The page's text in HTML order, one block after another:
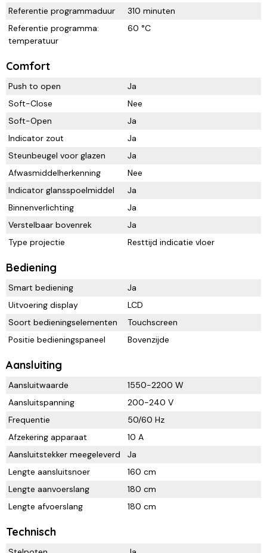
Referentie programmaduur
310 minuten
Referentie programma:
temperatuur
60 °C
Comfort
Push to open
Ja
Soft-Close
Nee
Soft-Open
Ja
Indicator zout
Ja
Steunbeugel voor glazen
Ja
Afwasmiddelherkenning
Nee
Indicator glansspoelmiddel
Ja
Binnenverlichting
Ja
Verstelbaar bovenrek
Ja
Type projectie
Resttijd indicatie vloer
Bediening
Smart bediening
Ja
Uitvoering display
LCD
Soort bedieningselementen
Touchscreen
Positie bedieningspaneel
Bovenzijde
Aansluiting
Aansluitwaarde
1550-2200 W
Aansluitspanning
200-240 V
Frequentie
50/60 Hz
Afzekering apparaat
10 A
Aansluitstekker meegeleverd
Ja
Lengte aansluitsnoer
160 cm
Lengte aanvoerslang
180 cm
Lengte afvoerslang
180 cm
Technisch